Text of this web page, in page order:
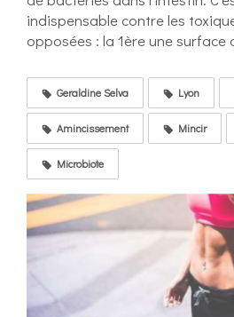
indispensable contre les
opposées : la 1ère une surface
Geraldine Selva Lyon
Amincissement Mincir
Microbiote